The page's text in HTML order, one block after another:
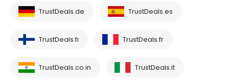
TrustDeals.de TrustDeals.es
TrustDeals.fi TrustDeals.fr
TrustDeals.co.in TrustDeals.it